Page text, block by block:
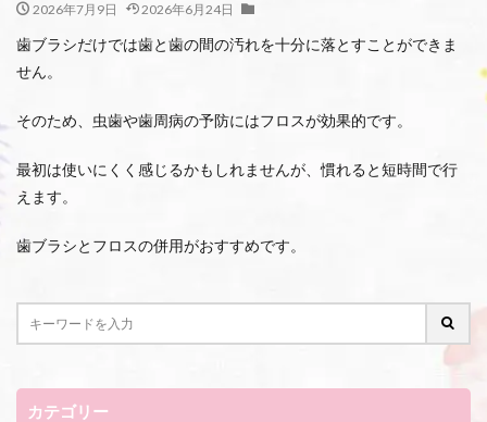
2026年7月9日 2026年6月24日
歯ブラシだけでは歯と歯の間の汚れを十分に落とすことができま
せん。
そのため、虫歯や歯周病の予防にはフロスが効果的です。
最初は使いにくく感じるかもしれませんが、慣れると短時間で行
えます。
歯ブラシとフロスの併用がおすすめです。
カテゴリー